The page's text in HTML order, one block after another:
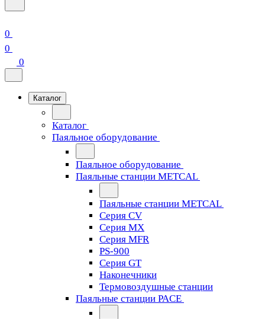
0
0
0
Каталог
Каталог
Паяльное оборудование
Паяльное оборудование
Паяльные станции METCAL
Паяльные станции METCAL
Серия CV
Серия MX
Серия MFR
PS-900
Серия GT
Наконечники
Термовоздушные станции
Паяльные станции PACE